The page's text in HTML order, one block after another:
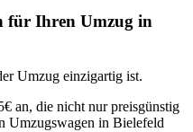
für Ihren Umzug in
Umzug einzigartig ist.
an, die nicht nur preisgünstig
Umzugswagen in Bielefeld